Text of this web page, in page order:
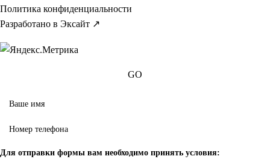
Политика конфиденциальности
Разработано в Эксайт ↗
GO
Для отправки формы вам необходимо принять условия: